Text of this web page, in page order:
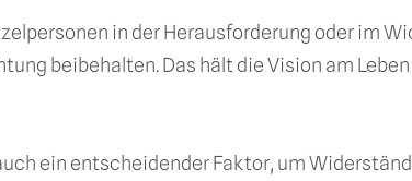
in der Herausforderung oder im
beibehalten. Das hält die Vision am
ein entscheidender Faktor, um